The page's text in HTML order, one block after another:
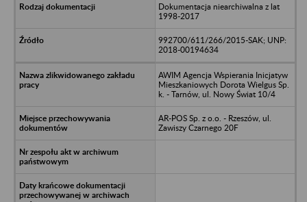
Dokumentacja niearchiwalna z lat
1998-2017
992700/611/266/2015-SAK; UNP:
2018-00194634
AWIM Agencja Wspierania Inicjatyw
Mieszkaniowych Dorota Wielgus Sp.
k. - Tarnów, ul. Nowy Świat 10/4
AR-POS Sp. z o.o. - Rzeszów, ul.
Zawiszy Czarnego 20F